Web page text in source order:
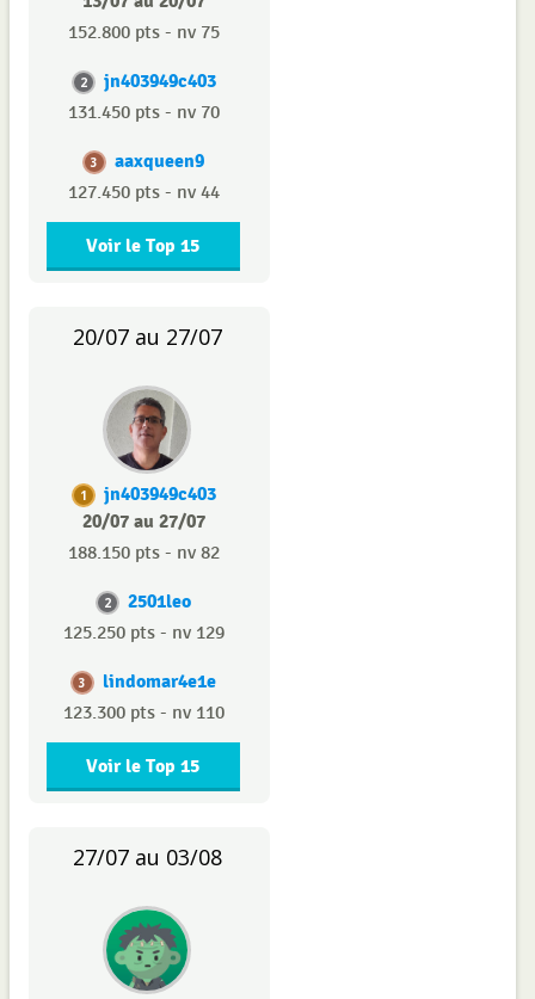
152.800 pts - nv 75
2 jn403949c403
131.450 pts - nv 70
3 aaxqueen9
127.450 pts - nv 44
Voir le Top 15
20/07 au 27/07
1
jn403949c403
20/07 au 27/07
188.150 pts - nv 82
2 2501leo
125.250 pts - nv 129
3 lindomar4e1e
123.300 pts - nv 110
Voir le Top 15
27/07 au 03/08